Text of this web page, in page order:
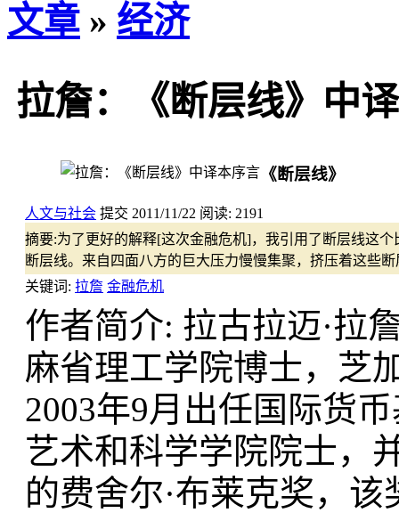
文章 » 经济
拉詹：《断层线》中
《断层线》
人文与社会 提交 2011/11/22 阅读: 2191
摘要:为了更好的解释[这次金融危机]，我引用了断层线这
断层线。来自四面八方的巨大压力慢慢集聚，挤压着这些断
关键词: 拉詹 金融危机
作者简介: 拉古拉迈·拉
麻省理工学院博士，芝
2003年9月出任国际货
艺术和科学学院院士，
的费舍尔·布莱克奖，